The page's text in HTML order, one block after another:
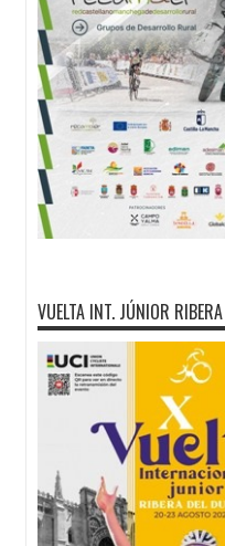
VUELTA INT. JÚNIOR